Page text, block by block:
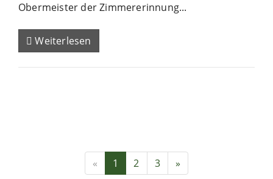
Obermeister der Zimmererinnung...
Weiterlesen
« 1 2 3 »